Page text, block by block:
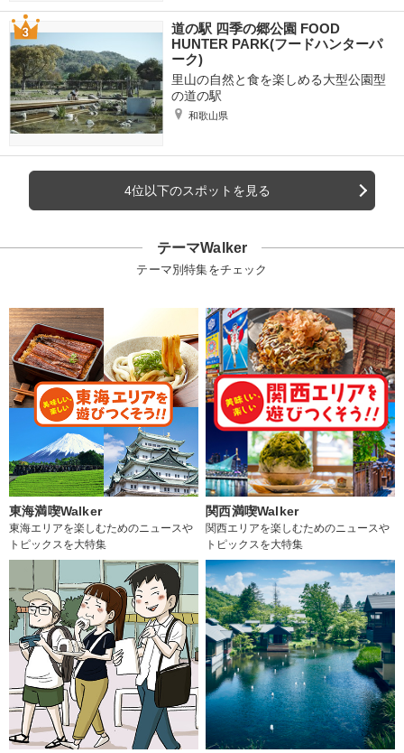
道の駅 四季の郷公園 FOOD
HUNTER PARK(フードハンターパ
ーク)
里山の自然と食を楽しめる大型公園型
の道の駅
和歌山県
4位以下のスポットを見る
テーマWalker
テーマ別特集をチェック
東海満喫Walker
東海エリアを楽しむためのニュースや
トピックスを大特集
関西満喫Walker
関西エリアを楽しむためのニュースや
トピックスを大特集